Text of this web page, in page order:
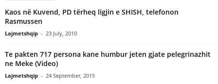
Kaos në Kuvend, PD tërheq ligjin e SHISH, telefonon
Rasmussen
Lajmetshqip - 23 July, 2010
Te pakten 717 persona kane humbur jeten gjate pelegrinazhit
ne Meke (Video)
Lajmetshqip - 24 September, 2015